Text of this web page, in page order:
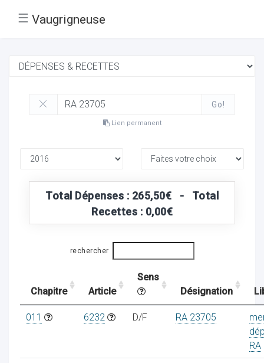
☰ Vaugrigneuse
Go!
Lien permanent
Total Dépenses : 265,50€ - Total
Recettes : 0,00€
rechercher
Chapitre Article
Sens
Désignation
011 6232 D/F RA 23705
RA